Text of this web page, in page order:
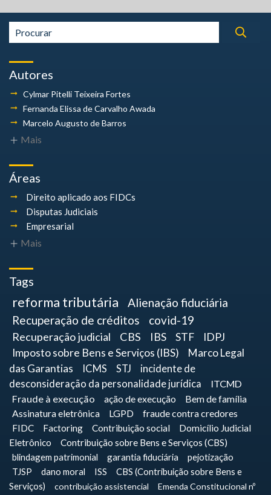
Autores
Cylmar Pitelli Teixeira Fortes
Fernanda Elissa de Carvalho Awada
Marcelo Augusto de Barros
Mais
Áreas
Direito aplicado aos FIDCs
Disputas Judiciais
Empresarial
Mais
Tags
reforma tributária
Alienação fiduciária
Recuperação de créditos
covid-19
Recuperação judicial CBS IBS STF
IDPJ
Imposto sobre Bens e Serviços (IBS)
Marco Legal
das Garantias
ICMS STJ
incidente de
desconsideração da personalidade jurídica
ITCMD
Fraude à execução
ação de execução
Bem de família
Assinatura eletrônica
LGPD fraude contra credores
FIDC Factoring Contribuição social
Domicílio Judicial
Eletrônico
Contribuição sobre Bens e Serviços (CBS)
blindagem patrimonial
garantia fiduciária
pejotização
TJSP
dano moral ISS
CBS (Contribuição sobre Bens e
Serviços)
contribuição assistencial
Emenda Constitucional nº